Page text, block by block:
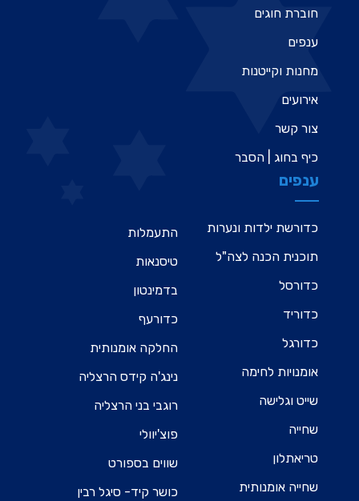
חוברת חוגים
ענפים
מחנות וקייטנות
אירועים
צור קשר
כיף בחוג | הסבר
ענפים
כדורשת ילדות ונערות
תוכנית הכנה לצה"ל
כדורסל
כדוריד
כדורגל
אומנויות לחימה
שייט וגלישה
שחייה
טריאתלון
שחייה אומנותית
התעמלות
טיסנאות
בדמינטון
כדורעף
החלקה אומנותית
נינג'ה קידס הרצליה
רוגבי בני הרצליה
פוצ'יוולי
שווים בספורט
כושר קיד- סיגל רבין